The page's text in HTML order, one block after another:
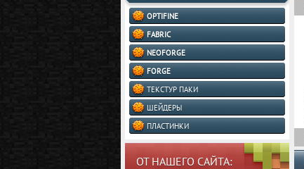
OPTIFINE
FABRIC
NEOFORGE
FORGE
ТЕКСТУР ПАКИ
ШЕЙДЕРЫ
ПЛАСТИНКИ
ОТ НАШЕГО САЙТА: